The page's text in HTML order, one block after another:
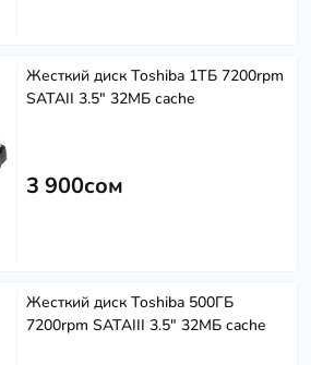
Жесткий диск Toshiba 1ТБ 7200rpm
SATAII 3.5" 32МБ cache
3 900сом
Жесткий диск Toshiba 500ГБ
7200rpm SATAIII 3.5" 32МБ cache